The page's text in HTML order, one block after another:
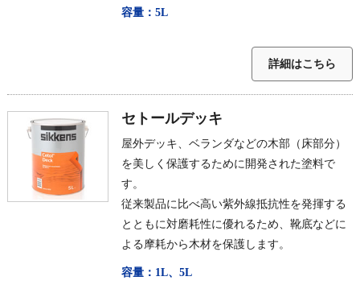
容量：5L
詳細はこちら
セトールデッキ
屋外デッキ、ベランダなどの木部（床部分）
を美しく保護するために開発された塗料で
す。
従来製品に比べ高い紫外線抵抗性を発揮する
とともに対磨耗性に優れるため、靴底などに
よる摩耗から木材を保護します。
容量：1L、5L